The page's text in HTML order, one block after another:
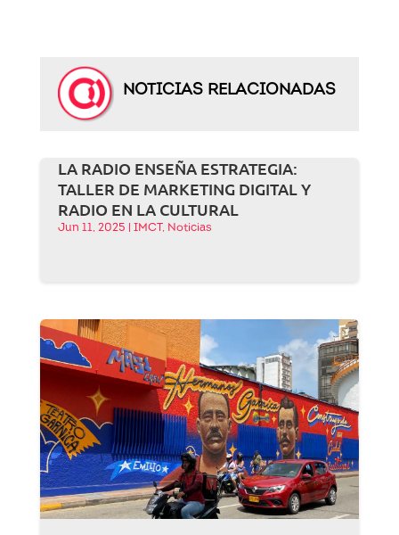
NOTICIAS RELACIONADAS
LA RADIO ENSEÑA ESTRATEGIA:
TALLER DE MARKETING DIGITAL Y
RADIO EN LA CULTURAL
Jun 11, 2025 IMCT, Noticias